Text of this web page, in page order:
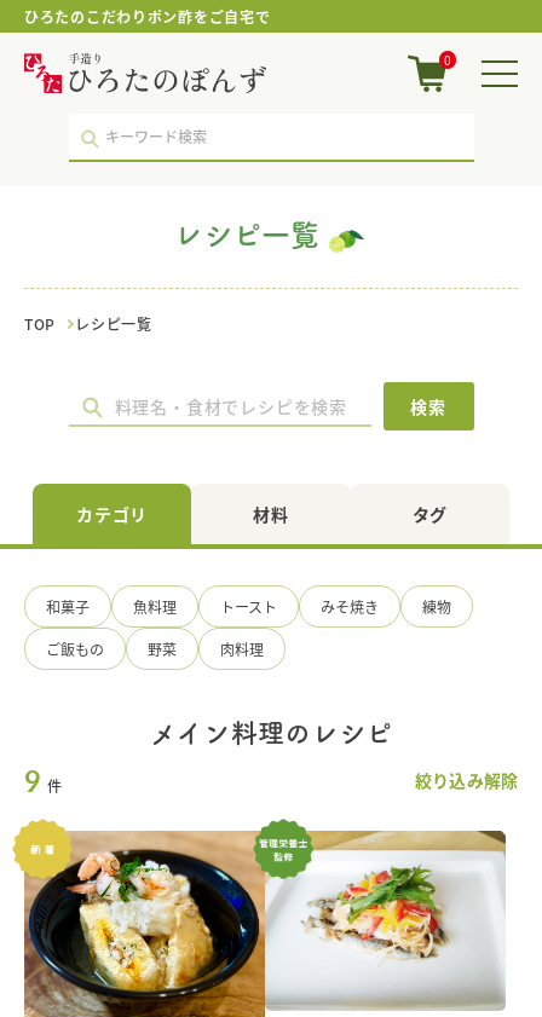
ひろたのこだわりポン酢をご自宅で
メ
理
ピ
覧
鍋
つ
産
調
味
の
手
造
り
た
食
0
レシピ一覧
TOP レシピ一覧
検索
カテゴリ 材料 タグ
和菓子 魚料理 トースト みそ焼き 練物
ご飯もの 野菜 肉料理
メイン料理のレシピ
9 件 絞り込み解除